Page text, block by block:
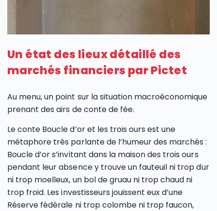
Un état des lieux détaillé des
marchés financiers par Pictet
Au menu, un point sur la situation macroéconomique
prenant des airs de conte de fée.
Le conte Boucle d’or et les trois ours est une
métaphore très parlante de l’humeur des marchés :
Boucle d’or s’invitant dans la maison des trois ours
pendant leur absence y trouve un fauteuil ni trop dur
ni trop moelleux, un bol de gruau ni trop chaud ni
trop froid. Les investisseurs jouissent eux d’une
Réserve fédérale ni trop colombe ni trop faucon,